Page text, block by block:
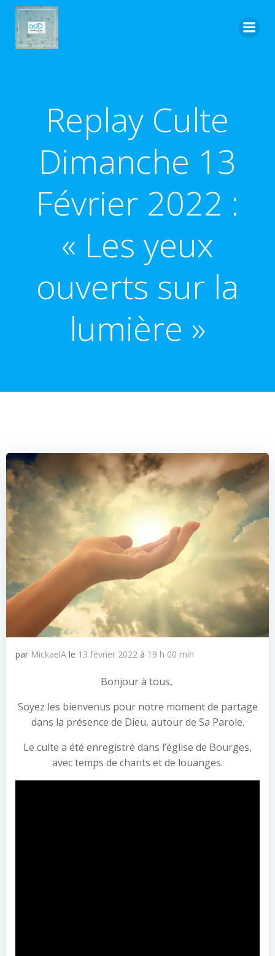
Replay Culte
Dimanche 13
Février 2022 :
« Les yeux
ouverts sur la
lumière »
par MickaelA le 13 février 2022 à 19 h 00 min
Bonjour à tous,
Soyez les bienvenus pour notre moment de partage
dans la présence de Dieu, autour de Sa Parole.
Le culte a été enregistré dans l’église de Bourges,
avec temps de chants et de louanges.